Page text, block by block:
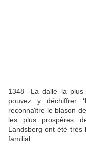
1348 -La dalle la
pouvez y déchiffrer ‘
reconnaître le blason
les plus prospères
Landsberg ont été très
familial.